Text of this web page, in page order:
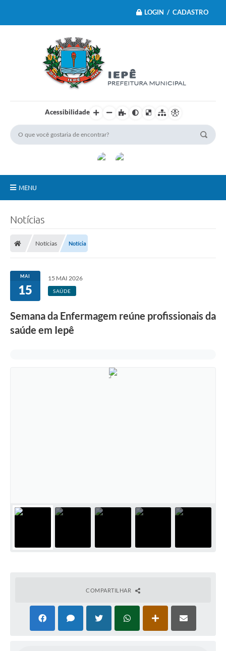
LOGIN / CADASTRO
Acessibilidade
MENU
Serviços Públicos
Carta de Serviços
Questionário de Mapeamento Cultural
Legislação
Acessibilidade
Secretarias
Notícias
Notícias Notícia
MAI
15
15 MAI 2026
SAÚDE
Semana da Enfermagem reúne profissionais da
saúde em Iepê
COMPARTILHAR